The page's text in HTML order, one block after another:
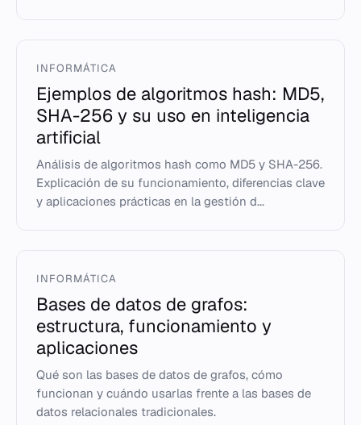
INFORMÁTICA
Ejemplos de algoritmos hash: MD5,
SHA-256 y su uso en inteligencia
artificial
Análisis de algoritmos hash como MD5 y SHA-256.
Explicación de su funcionamiento, diferencias clave
y aplicaciones prácticas en la gestión d...
INFORMÁTICA
Bases de datos de grafos:
estructura, funcionamiento y
aplicaciones
Qué son las bases de datos de grafos, cómo
funcionan y cuándo usarlas frente a las bases de
datos relacionales tradicionales.